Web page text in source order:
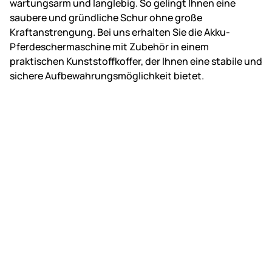
wartungsarm und langlebig. So gelingt Ihnen eine
saubere und gründliche Schur ohne große
Kraftanstrengung. Bei uns erhalten Sie die Akku-
Pferdeschermaschine mit Zubehör in einem
praktischen Kunststoffkoffer, der Ihnen eine stabile und
sichere Aufbewahrungsmöglichkeit bietet.